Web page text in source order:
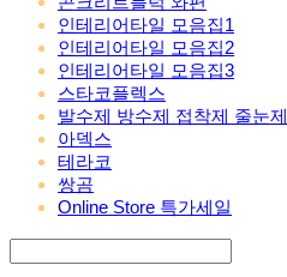
인테리어타일 모음집1
인테리어타일 모음집2
인테리어타일 모음집3
스타코플렉스
발수제 방수제 접착제 줄눈제
아덱스
테라코
쌍곰
Online Store 특가세일